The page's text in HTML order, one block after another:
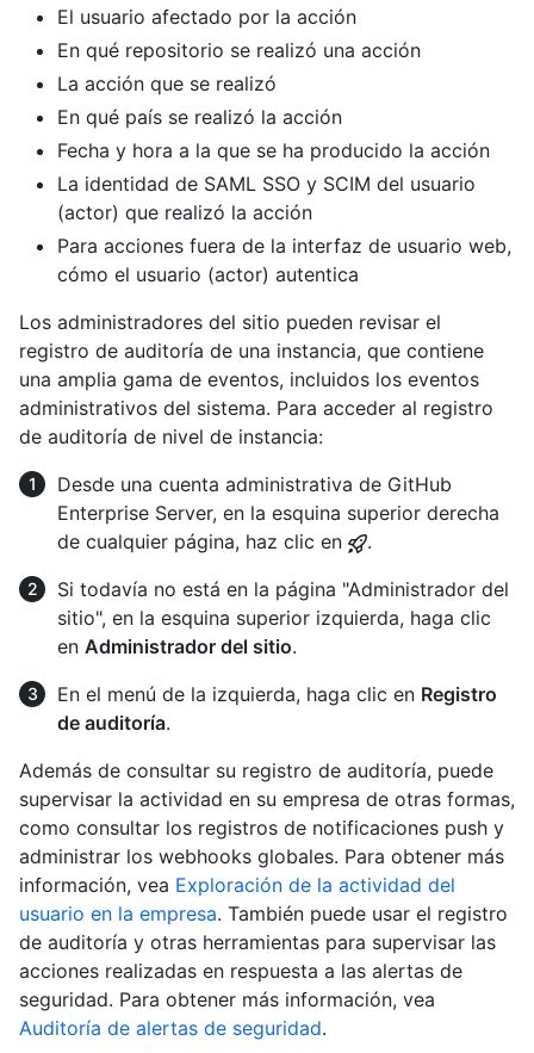
El usuario afectado por la acción
En qué repositorio se realizó una acción
La acción que se realizó
En qué país se realizó la acción
Fecha y hora a la que se ha producido la acción
La identidad de SAML SSO y SCIM del usuario
(actor) que realizó la acción
Para acciones fuera de la interfaz de usuario web,
cómo el usuario (actor) autentica
Los administradores del sitio pueden revisar el
registro de auditoría de una instancia, que contiene
una amplia gama de eventos, incluidos los eventos
administrativos del sistema. Para acceder al registro
de auditoría de nivel de instancia:
Desde una cuenta administrativa de GitHub
Enterprise Server, en la esquina superior derecha
de cualquier página, haz clic en
.
Si todavía no está en la página "Administrador del
sitio", en la esquina superior izquierda, haga clic
en Administrador del sitio.
En el menú de la izquierda, haga clic en Registro
de auditoría.
Además de consultar su registro de auditoría, puede
supervisar la actividad en su empresa de otras formas,
como consultar los registros de notificaciones push y
administrar los webhooks globales. Para obtener más
información, vea Exploración de la actividad del
usuario en la empresa. También puede usar el registro
de auditoría y otras herramientas para supervisar las
acciones realizadas en respuesta a las alertas de
seguridad. Para obtener más información, vea
Auditoría de alertas de seguridad.